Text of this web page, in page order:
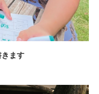
ます